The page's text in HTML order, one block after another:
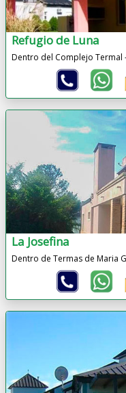
Refugio de Luna
Dentro del Complejo
La Josefina
Dentro de Termas de Maria